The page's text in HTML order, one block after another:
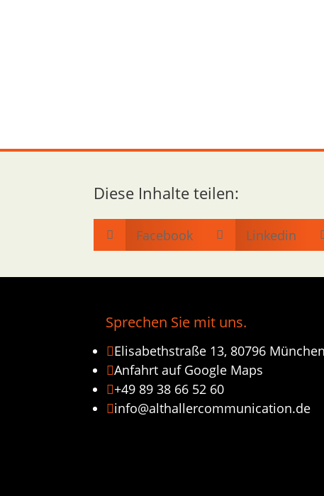
Diese Inhalte teilen:
 Facebook  Linkedin
Sprechen Sie mit uns.
Elisabethstraße 13, 80796 München
Anfahrt auf Google Maps
+49 89 38 66 52 60
info@althallercommunication.de